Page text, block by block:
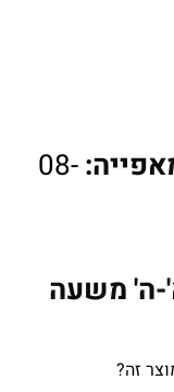
08-
ה' משעה
זה?